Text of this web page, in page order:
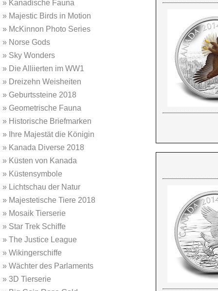
» Kanadische Fauna
» Majestic Birds in Motion
» McKinnon Photo Series
» Norse Gods
» Sky Wonders
» Die Alliierten im WW1
» Dreizehn Weisheiten
» Geburtssteine 2018
» Geometrische Fauna
» Historische Briefmarken
» Ihre Majestät die Königin
» Kanada Diverse 2018
» Küsten von Kanada
» Küstensymbole
» Lichtschau der Natur
» Majestetische Tiere 2018
» Mosaik Tierserie
» Star Trek Schiffe
» The Justice League
» Wikingerschiffe
» Wächter des Parlaments
» 3D Tierserie